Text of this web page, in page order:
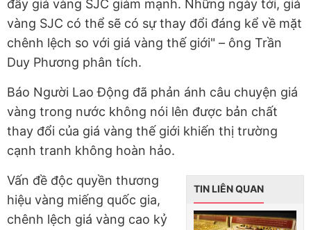
đẩy giá vàng SJC giảm mạnh. Những ngày tới, giá
vàng SJC có thể sẽ có sự thay đổi đáng kể về mặt
chênh lệch so với giá vàng thế giới" – ông Trần
Duy Phương phân tích.
Báo Người Lao Động đã phản ánh câu chuyện giá
vàng trong nước không nói lên được bản chất
thay đổi của giá vàng thế giới khiến thị trường
cạnh tranh không hoàn hảo.
TIN LIÊN QUAN
Vấn đề độc quyền thương
hiệu vàng miếng quốc gia,
chênh lệch giá vàng cao kỷ